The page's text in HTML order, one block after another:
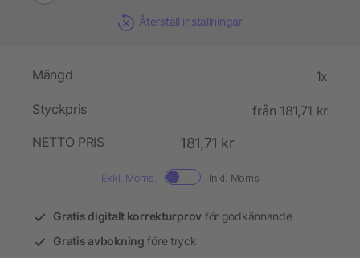
Återställ inställningar
Mängd 1x
Styckpris
från 181,71 kr
NETTO PRIS
181,71 kr
Exkl. Moms. Inkl. Moms
Gratis digitalt korrekturprov för godkännande
Gratis avbokning före tryck